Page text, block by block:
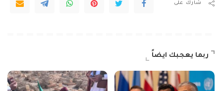
شارك على
ربما يعجبك ايضاً